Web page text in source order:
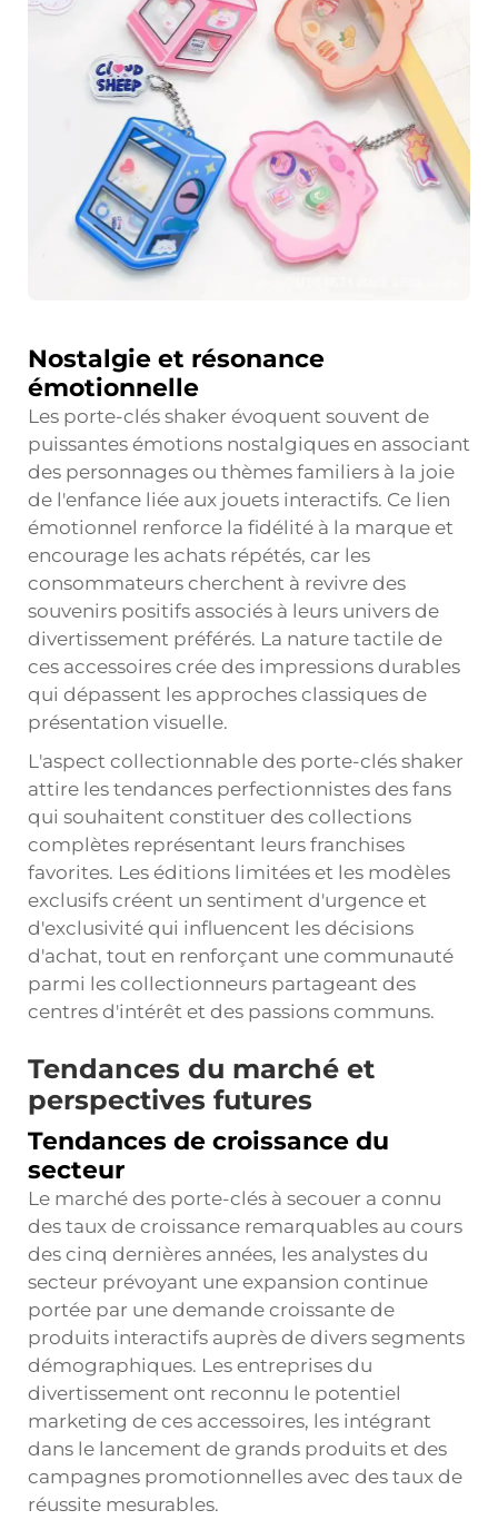
Nostalgie et résonance
émotionnelle
Les porte-clés shaker évoquent souvent de
puissantes émotions nostalgiques en associant
des personnages ou thèmes familiers à la joie
de l'enfance liée aux jouets interactifs. Ce lien
émotionnel renforce la fidélité à la marque et
encourage les achats répétés, car les
consommateurs cherchent à revivre des
souvenirs positifs associés à leurs univers de
divertissement préférés. La nature tactile de
ces accessoires crée des impressions durables
qui dépassent les approches classiques de
présentation visuelle.
L'aspect collectionnable des porte-clés shaker
attire les tendances perfectionnistes des fans
qui souhaitent constituer des collections
complètes représentant leurs franchises
favorites. Les éditions limitées et les modèles
exclusifs créent un sentiment d'urgence et
d'exclusivité qui influencent les décisions
d'achat, tout en renforçant une communauté
parmi les collectionneurs partageant des
centres d'intérêt et des passions communs.
Tendances du marché et
perspectives futures
Tendances de croissance du
secteur
Le marché des porte-clés à secouer a connu
des taux de croissance remarquables au cours
des cinq dernières années, les analystes du
secteur prévoyant une expansion continue
portée par une demande croissante de
produits interactifs auprès de divers segments
démographiques. Les entreprises du
divertissement ont reconnu le potentiel
marketing de ces accessoires, les intégrant
dans le lancement de grands produits et des
campagnes promotionnelles avec des taux de
réussite mesurables.